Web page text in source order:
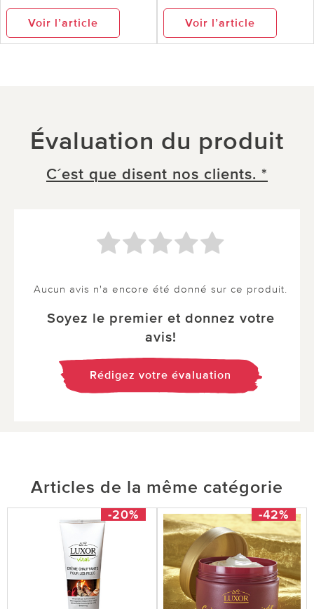
Voir l’article Voir l’article
Évaluation du produit
C´est que disent nos clients. *
Aucun avis n'a encore été donné sur ce produit.
Soyez le premier et donnez votre
avis!
Rédigez votre évaluation
Articles de la même catégorie
-20% -42%